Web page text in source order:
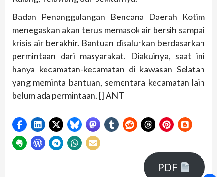
Badan Penanggulangan Bencana Daerah Kotim
menegaskan akan terus memasok air bersih sampai
krisis air berakhir. Bantuan disalurkan berdasarkan
permintaan dari masyarakat. Diakuinya, saat ini
hanya kecamatan-kecamatan di kawasan Selatan
yang meminta bantuan, sementara kecamatan lain
belum ada permintaan. [] ANT
PDF